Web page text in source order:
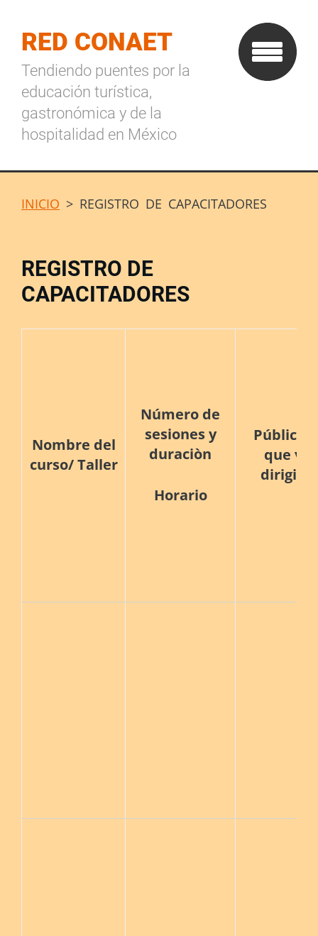
RED CONAET
Tendiendo puentes por la
educación turística,
gastronómica y de la
hospitalidad en México
INICIO > REGISTRO DE CAPACITADORES
REGISTRO DE
CAPACITADORES
Nombre del
curso/ Taller
Número de
sesiones y
duraciòn
Horario
Público
que va
dirigido